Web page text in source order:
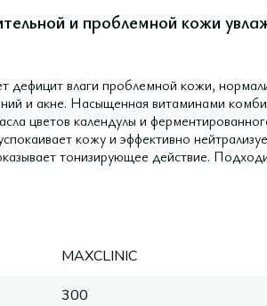
и проблемной кожи
дефицит влаги проблемной кожи,
и акне. Насыщенная витаминами
цветов календулы и
кожу и эффективно
тонизирующее действие.
MAXCLINIC
300